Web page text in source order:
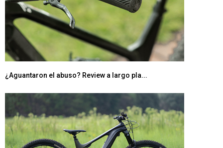
¿Aguantaron el abuso? Review a largo pla...